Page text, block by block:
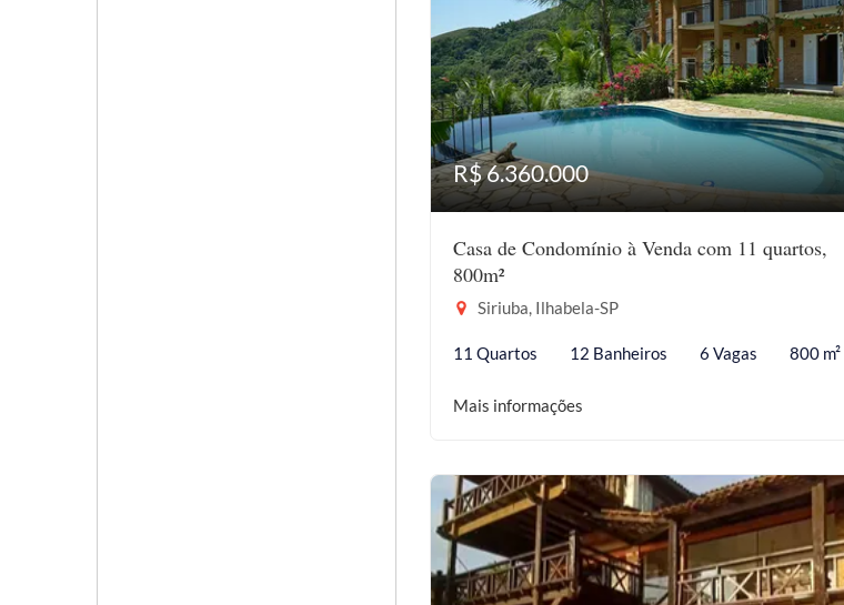
R$ 6.360.000
Casa de Condomínio à Venda com 11 quartos,
800m²
Siriuba, Ilhabela-SP
11 Quartos 12 Banheiros 6 Vagas 800 m²
Mais informações